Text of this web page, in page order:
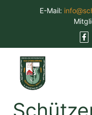
E-Mail: